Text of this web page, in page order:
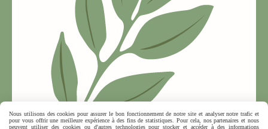
Nous utilisons des cookies pour assurer le bon fonctionnement de notre site et analyser notre trafic et
pour vous offrir une meilleure expérience à des fins de statistiques. Pour cela, nos partenaires et nous
peuvent utiliser des cookies ou d'autres technologies pour stocker et accéder à des informations